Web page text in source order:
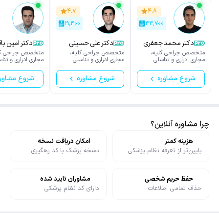
۴.۸
۴۳,۷۰۰
دکتر محمد جعفری
متخصص جراحی کلیه،
مجاری ادراری و تناسلی
شروع مشاوره
۴.۷
۱۹,۴۰۰
دکتر علی حسینی
متخصص جراحی کلیه،
مجاری ادراری و تناسلی
شروع مشاوره
دکتر امین
متخصص جراحی
مجاری ادراری و
شروع
چرا مشاوره آنلاین؟
هزینه کمتر
پایین‌تر از تعرفه نظام پزشکی
امکان دریافت نسخه
نسخه پزشک با کد رهگیری
حفظ حریم شخصی
حذف تمامی اطلاعات
مشاوران تایید شده
دارای کد نظام پزشکی